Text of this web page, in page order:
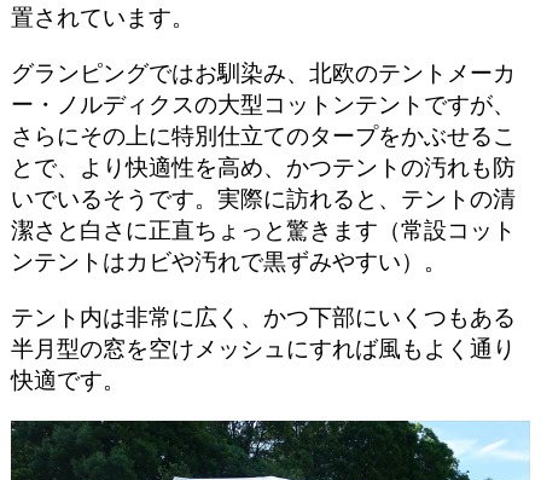
置されています。
グランピングではお馴染み、北欧のテントメーカ
ー・ノルディクスの大型コットンテントですが、
さらにその上に特別仕立てのタープをかぶせるこ
とで、より快適性を高め、かつテントの汚れも防
いでいるそうです。実際に訪れると、テントの清
潔さと白さに正直ちょっと驚きます（常設コット
ンテントはカビや汚れで黒ずみやすい）。
テント内は非常に広く、かつ下部にいくつもある
半月型の窓を空けメッシュにすれば風もよく通り
快適です。